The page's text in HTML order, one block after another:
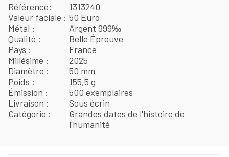
Référence
1313240
Valeur faciale
50 Euro
Métal
Argent 999‰
Qualité
Belle Épreuve
Pays
France
Millésime
2025
Diamètre
50 mm
Poids
155,5 g
Émission
500 exemplaires
Livraison
Sous écrin
Catégorie
Grandes dates de l'histoire de
l'humanité